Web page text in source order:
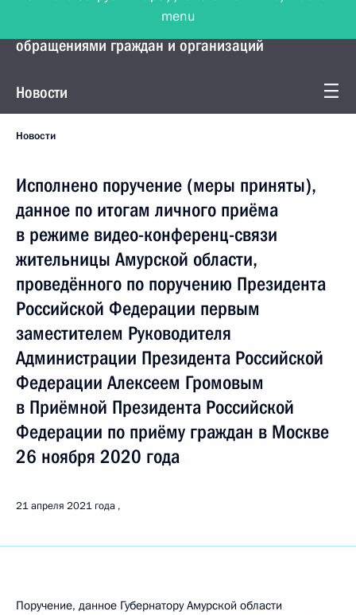
Управление Президента по работе с
обращениями граждан и организаций
Новости
Новости
Исполнено поручение (меры приняты),
данное по итогам личного приёма
в режиме видео-конференц-связи
жительницы Амурской области,
проведённого по поручению Президента
Российской Федерации первым
заместителем Руководителя
Администрации Президента Российской
Федерации Алексеем Громовым
в Приёмной Президента Российской
Федерации по приёму граждан в Москве
26 ноября 2020 года
21 апреля 2021 года
Поручение, данное Губернатору Амурской области
menu